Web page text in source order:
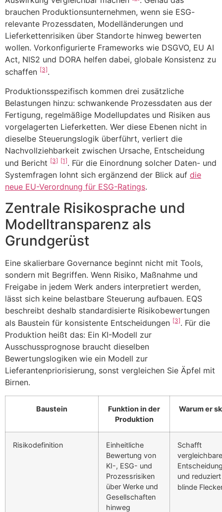
brauchen Produktionsunternehmen, wenn sie ESG-
relevante Prozessdaten, Modelländerungen und
Lieferkettenrisiken über Standorte hinweg bewerten
wollen. Vorkonfigurierte Frameworks wie DSGVO, EU AI
Act, NIS2 und DORA helfen dabei, globale Konsistenz zu
schaffen [3].
Produktionsspezifisch kommen drei zusätzliche
Belastungen hinzu: schwankende Prozessdaten aus der
Fertigung, regelmäßige Modellupdates und Risiken aus
vorgelagerten Lieferketten. Wer diese Ebenen nicht in
dieselbe Steuerungslogik überführt, verliert die
Nachvollziehbarkeit zwischen Ursache, Entscheidung
und Bericht [3] [1]. Für die Einordnung solcher Daten- und
Systemfragen lohnt sich ergänzend der Blick auf die
neue EU-Verordnung für ESG-Ratings.
Zentrale Risikosprache und
Modelltransparenz als
Grundgerüst
Eine skalierbare Governance beginnt nicht mit Tools,
sondern mit Begriffen. Wenn Risiko, Maßnahme und
Freigabe in jedem Werk anders interpretiert werden,
lässt sich keine belastbare Steuerung aufbauen. EQS
beschreibt deshalb standardisierte Risikobewertungen
als Baustein für konsistente Entscheidungen [3]. Für die
Produktion heißt das: Ein KI-Modell zur
Ausschussprognose braucht dieselben
Bewertungslogiken wie ein Modell zur
Lieferantenpriorisierung, sonst vergleichen Sie Äpfel mit
Birnen.
Baustein
Funktion in der
Produktion
Warum er
Risikodefinition
Einheitliche
Bewertung von
KI-, ESG- und
Prozessrisiken
über Werke und
Gesellschaften
hinweg
Schafft
vergleichbare
und reduziert
blinde